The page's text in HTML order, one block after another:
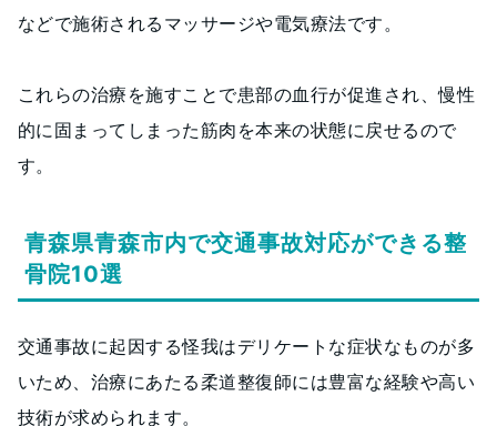
などで施術されるマッサージや電気療法です。
これらの治療を施すことで患部の血行が促進され、慢性
的に固まってしまった筋肉を本来の状態に戻せるので
す。
青森県青森市内で交通事故対応ができる整
骨院10選
交通事故に起因する怪我はデリケートな症状なものが多
いため、治療にあたる柔道整復師には豊富な経験や高い
技術が求められます。